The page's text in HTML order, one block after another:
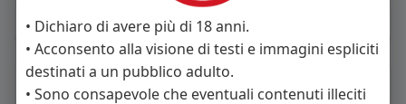
Album (0)
Seguiti(14)
• Dichiaro di avere più di 18 anni.
• Acconsento alla visione di testi e immagini espliciti
destinati a un pubblico adulto.
• Sono consapevole che eventuali contenuti illeciti